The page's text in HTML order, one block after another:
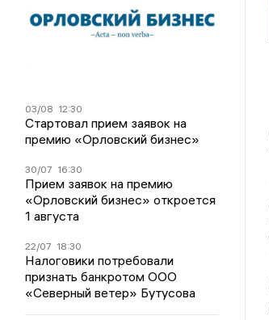
03/08 12:30
Стартовал прием заявок на
премию «Орловский бизнес»
30/07 16:30
Прием заявок на премию
«Орловский бизнес» откроется
1 августа
22/07 18:30
Налоговики потребовали
признать банкротом ООО
«Северный ветер» Бутусова